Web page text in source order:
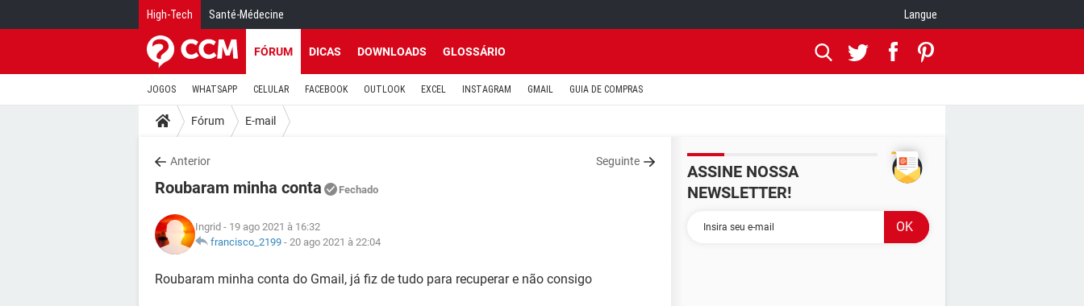
High-Tech Santé-Médecine Langue
FÓRUM DICAS DOWNLOADS GLOSSÁRIO
JOGOS WHATSAPP CELULAR FACEBOOK OUTLOOK EXCEL INSTAGRAM GMAIL GUIA DE COMPRAS
Fórum E-mail
Anterior Seguinte
Roubaram minha conta Fechado
Ingrid - 19 ago 2021 à 16:32
francisco_2199 - 20 ago 2021 à 22:04
Roubaram minha conta do Gmail, já fiz de tudo para recuperar e não consigo
ASSINE NOSSA
NEWSLETTER!